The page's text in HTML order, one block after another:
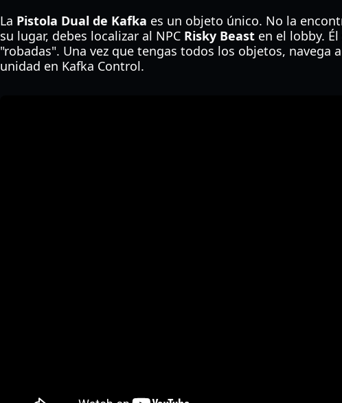
La Pistola Dual de Kafka es un objeto único. No la
su lugar, debes localizar al NPC Risky Beast en el lobby.
"robadas". Una vez que tengas todos los objetos,
unidad en Kafka Control.